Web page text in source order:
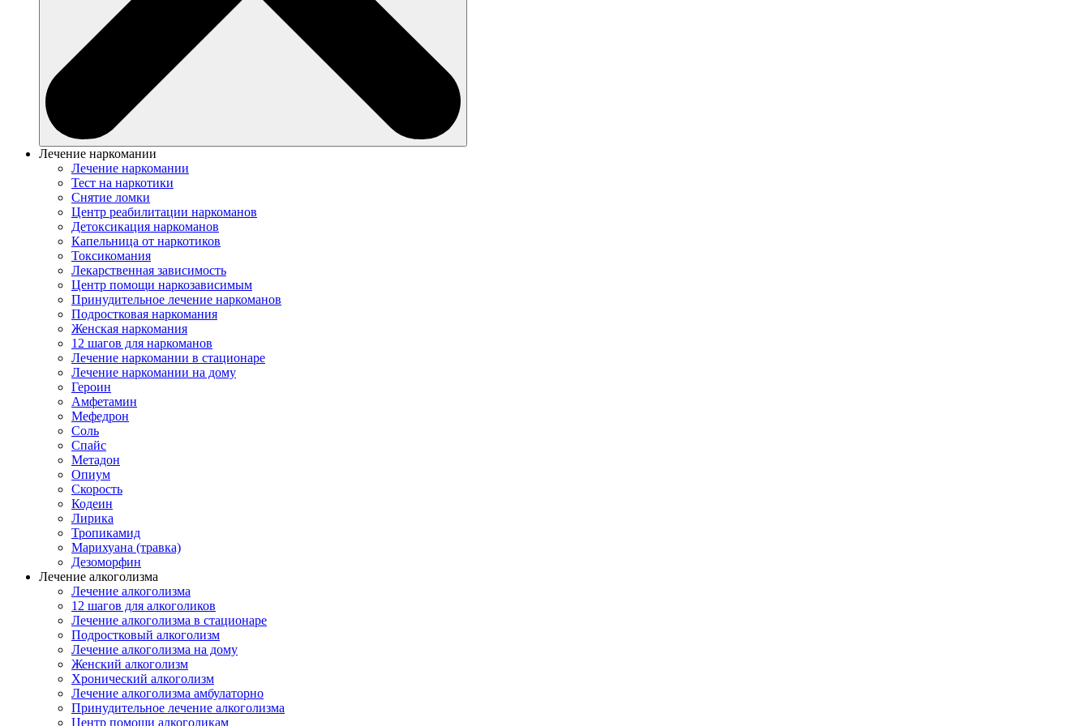
Лечение наркомании
Лечение наркомании
Тест на наркотики
Снятие ломки
Центр реабилитации наркоманов
Детоксикация наркоманов
Капельница от наркотиков
Токсикомания
Лекарственная зависимость
Центр помощи наркозависимым
Принудительное лечение наркоманов
Подростковая наркомания
Женская наркомания
12 шагов для наркоманов
Лечение наркомании в стационаре
Лечение наркомании на дому
Героин
Амфетамин
Мефедрон
Соль
Спайс
Метадон
Опиум
Скорость
Кодеин
Лирика
Тропикамид
Марихуана (травка)
Дезоморфин
Лечение алкоголизма
Лечение алкоголизма
12 шагов для алкоголиков
Лечение алкоголизма в стационаре
Подростковый алкоголизм
Лечение алкоголизма на дому
Женский алкоголизм
Хронический алкоголизм
Лечение алкоголизма амбулаторно
Принудительное лечение алкоголизма
Центр помощи алкоголикам